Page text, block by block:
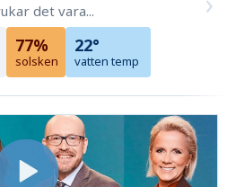
det vara...
77%
solsken
22°
vatten temp